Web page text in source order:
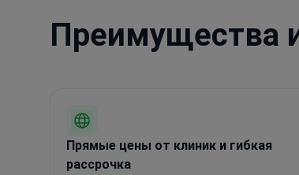
Преимущества
Прямые цены от клиник и гибкая
рассрочка